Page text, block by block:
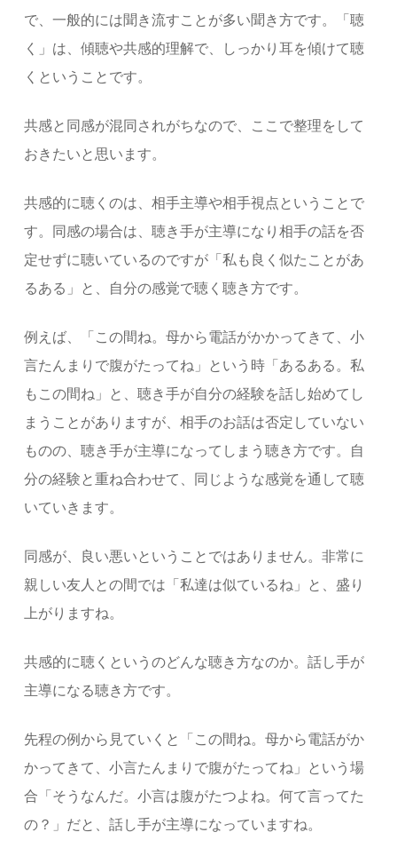
で、一般的には聞き流すことが多い聞き方です。「聴
く」は、傾聴や共感的理解で、しっかり耳を傾けて聴
くということです。
共感と同感が混同されがちなので、ここで整理をして
おきたいと思います。
共感的に聴くのは、相手主導や相手視点ということで
す。同感の場合は、聴き手が主導になり相手の話を否
定せずに聴いているのですが「私も良く似たことがあ
るある」と、自分の感覚で聴く聴き方です。
例えば、「この間ね。母から電話がかかってきて、小
言たんまりで腹がたってね」という時「あるある。私
もこの間ね」と、聴き手が自分の経験を話し始めてし
まうことがありますが、相手のお話は否定していない
ものの、聴き手が主導になってしまう聴き方です。自
分の経験と重ね合わせて、同じような感覚を通して聴
いていきます。
同 感が、良い悪いということではありません。非常に
親しい友人との間では「私達は似ているね」と、盛り
上がりますね。
共感的に聴くというのどんな聴き方なのか。話し手が
主導になる聴き方です。
先程の例から見ていくと「この間ね。母から電話がか
かってきて、小言たんまりで腹がたってね」という場
合「そうなんだ。小言は腹がたつよね。何て言ってた
の？」だと、話し手が主導になっていますね。